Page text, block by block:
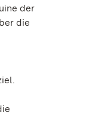
der
die